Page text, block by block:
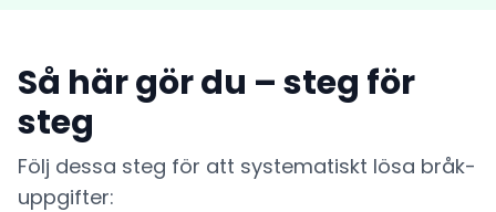
Så här gör du – steg för
steg
Följ dessa steg för att systematiskt lösa bråk-
uppgifter: